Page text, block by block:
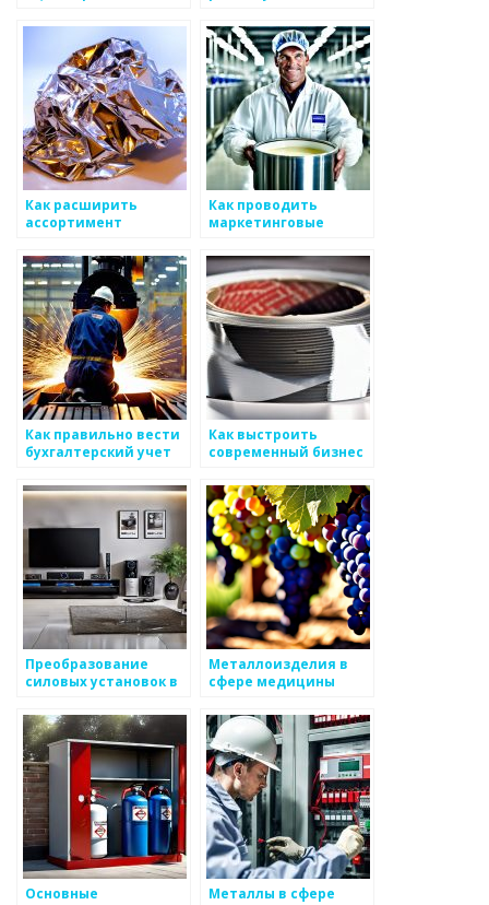
металлоизделия
Как расширить
ассортимент
Как проводить
маркетинговые
металлургии
Как правильно вести
бухгалтерский учет
производству
металлоизделий
Как выстроить
современный бизнес
Преобразование
силовых установок в
сфере
Металлоизделия в
сфере медицины
Основные
Металлы в сфере